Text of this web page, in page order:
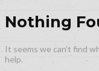
Nothing
It seems we can’t find
help.